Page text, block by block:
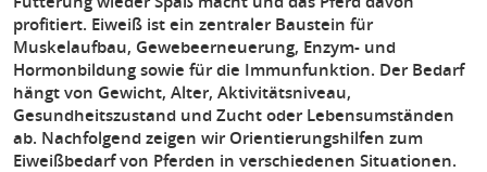
profitiert. Eiweiß ist ein zentraler Baustein für
Muskelaufbau, Gewebeerneuerung, Enzym- und
Hormonbildung sowie für die Immunfunktion. Der Bedarf
hängt von Gewicht, Alter, Aktivitätsniveau,
Gesundheitszustand und Zucht oder Lebensumständen
ab. Nachfolgend zeigen wir Orientierungshilfen zum
Eiweißbedarf von Pferden in verschiedenen Situationen.